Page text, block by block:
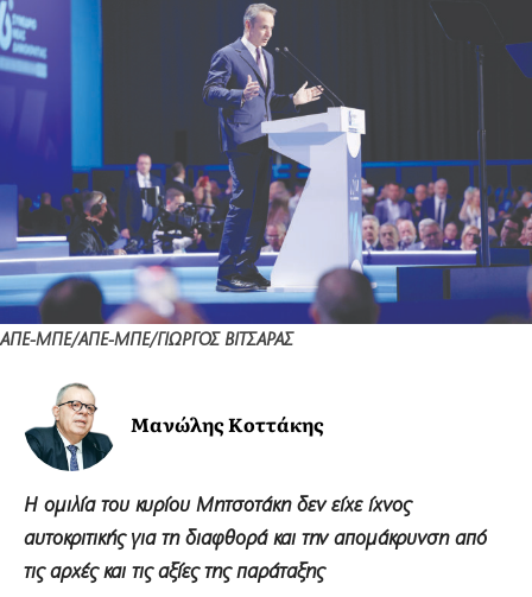
ΑΠΕ-ΜΠΕ/ΑΠΕ-ΜΠΕ/ΓΙΩΡΓΟΣ ΒΙΤΣΑΡΑΣ
Μανώλης Κοττάκης
Η ομιλία του κυρίου Μητσοτάκη δεν είχε ίχνος
αυτοκριτικής για τη διαφθορά και την απομάκρυνση από
τις αρχές και τις αξίες της παράταξης